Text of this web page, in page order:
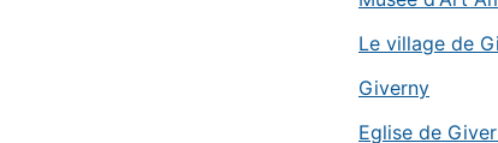
Le village de
Giverny
Eglise de